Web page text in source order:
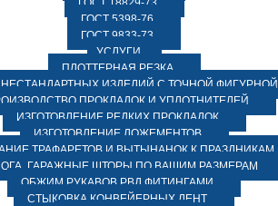
ГОСТ 18829-73
ГОСТ 5398-76
ГОСТ 9833-73
УСЛУГИ
ПЛОТТЕРНАЯ РЕЗКА
НЕСТАНДАРТНЫХ ИЗДЕЛИЙ С ТОЧНОЙ ФИГУРНОЙ
ПРОКЛАДОК И УПЛОТНИТЕЛЕЙ
ИЗГОТОВЛЕНИЕ РЕДКИХ ПРОКЛАДОК
ИЗГОТОВЛЕНИЕ ЛОЖЕМЕНТОВ
ТРАФАРЕТОВ И ВЫТЫНАНОК К ПРАЗДНИКАМ
ГАРАЖНЫЕ ШТОРЫ ПО ВАШИМ РАЗМЕРАМ
ОБЖИМ РУКАВОВ РВД ФИТИНГАМИ
СТЫКОВКА КОНВЕЙЕРНЫХ ЛЕНТ